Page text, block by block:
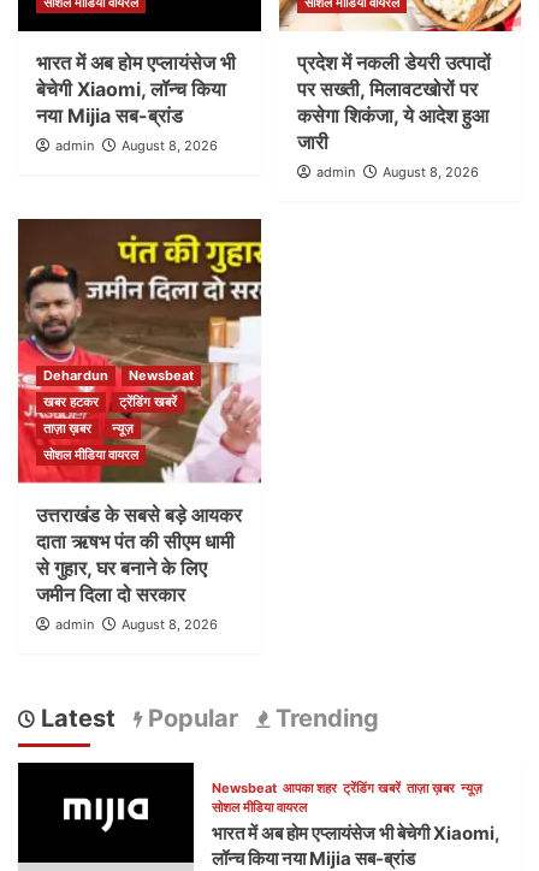
भारत में अब होम एप्लायंसेज भी
बेचेगी Xiaomi, लॉन्च किया
नया Mijia सब-ब्रांड
admin August 8, 2026
प्रदेश में नकली डेयरी उत्पादों
पर सख्ती, मिलावटखोरों पर
कसेगा शिकंजा, ये आदेश हुआ
जारी
admin August 8, 2026
Dehardun
Newsbeat
खबर हटकर
ट्रेंडिंग खबरें
ताज़ा ख़बर
न्यूज़
सोशल मीडिया वायरल
उत्तराखंड के सबसे बड़े आयकर
दाता ऋषभ पंत की सीएम धामी
से गुहार, घर बनाने के लिए
जमीन दिला दो सरकार
admin August 8, 2026
Latest Popular Trending
Newsbeat आपका शहर ट्रेंडिंग खबरें ताज़ा ख़बर न्यूज़
सोशल मीडिया वायरल
भारत में अब होम एप्लायंसेज भी बेचेगी Xiaomi,
लॉन्च किया नया Mijia सब-ब्रांड